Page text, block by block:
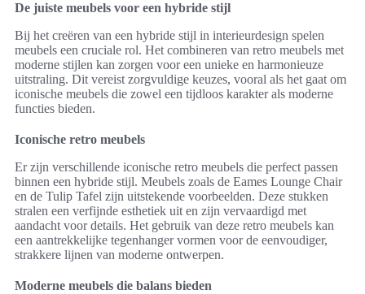
De juiste meubels voor een hybride stijl
Bij het creëren van een hybride stijl in interieurdesign spelen
meubels een cruciale rol. Het combineren van retro meubels met
moderne stijlen kan zorgen voor een unieke en harmonieuze
uitstraling. Dit vereist zorgvuldige keuzes, vooral als het gaat om
iconische meubels die zowel een tijdloos karakter als moderne
functies bieden.
Iconische retro meubels
Er zijn verschillende iconische retro meubels die perfect passen
binnen een hybride stijl. Meubels zoals de Eames Lounge Chair
en de Tulip Tafel zijn uitstekende voorbeelden. Deze stukken
stralen een verfijnde esthetiek uit en zijn vervaardigd met
aandacht voor details. Het gebruik van deze retro meubels kan
een aantrekkelijke tegenhanger vormen voor de eenvoudiger,
strakkere lijnen van moderne ontwerpen.
Moderne meubels die balans bieden